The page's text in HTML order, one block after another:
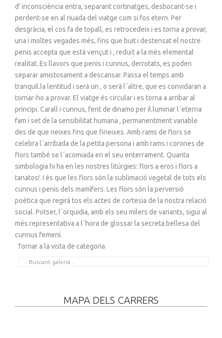
d’ inconsciència entra, separant cortinatges, desbocant-se i
perdent-se en al riuada del viatge com si fos etern. Per
desgràcia, el cos fa de topall, es retrocedeix i es torna a provar,
una i moltes vegades més, fins que buit i destensat el nostre
penis accepta que està vençut i , reduït a la més elemental
realitat..Es llavors que penis i cunnus, derrotats, es poden
separar amistosament a descansar. Passa el temps amb
tranquil.la lentitud i serà un , o serà l´altre, que es convidaran a
tornar-ho a provar. El viatge és circular i es torna a arribar al
principi. Carall i cunnus, fent de dinamo per il.luminar l´eterna
fam i set de la sensibilitat humana , permanentment variable
des de que neixes fins que fineixes. Amb rams de flors se
celebra l´arribada de la petita persona i amb rams i corones de
flors també se l´acomiada en el seu enterrament. Quanta
simbologia hi ha en les nostres litúrgies: flors a eros i flors a
tanatos!. I és que les flors són la sublimació vegetal de tots els
cunnus i penis dels mamífers. Les flors són la perversió
poètica que regirà tos els actes de cortesia de la nostra relació
social. Potser, l´orquidia, amb els seu milers de variants, sigui al
més representativa a l´hora de glossar la secreta bellesa del
cunnus femení.
Tornar a la vista de categoria
MAPA DELS CARRERS